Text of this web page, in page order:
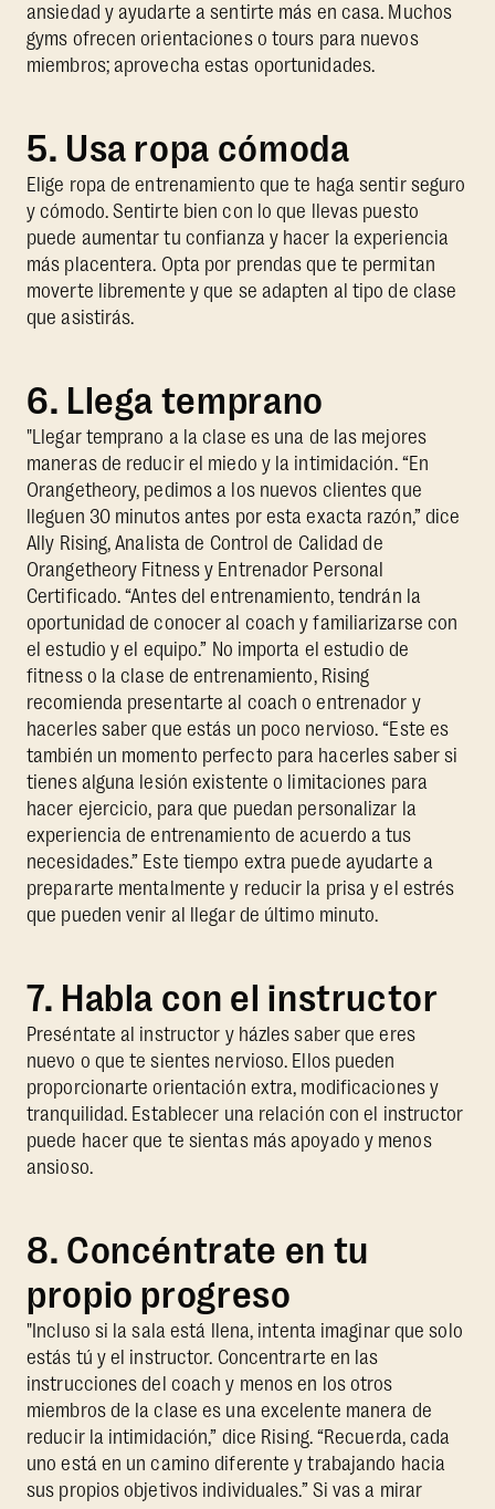
ansiedad y ayudarte a sentirte más en casa. Muchos
gyms ofrecen orientaciones o tours para nuevos
miembros; aprovecha estas oportunidades.
5. Usa ropa cómoda
Elige ropa de entrenamiento que te haga sentir seguro
y cómodo. Sentirte bien con lo que llevas puesto
puede aumentar tu confianza y hacer la experiencia
más placentera. Opta por prendas que te permitan
moverte libremente y que se adapten al tipo de clase
que asistirás.
6. Llega temprano
"Llegar temprano a la clase es una de las mejores
maneras de reducir el miedo y la intimidación. “En
Orangetheory, pedimos a los nuevos clientes que
lleguen 30 minutos antes por esta exacta razón,” dice
Ally Rising, Analista de Control de Calidad de
Orangetheory Fitness y Entrenador Personal
Certificado. “Antes del entrenamiento, tendrán la
oportunidad de conocer al coach y familiarizarse con
el estudio y el equipo.” No importa el estudio de
fitness o la clase de entrenamiento, Rising
recomienda presentarte al coach o entrenador y
hacerles saber que estás un poco nervioso. “Este es
también un momento perfecto para hacerles saber si
tienes alguna lesión existente o limitaciones para
hacer ejercicio, para que puedan personalizar la
experiencia de entrenamiento de acuerdo a tus
necesidades.” Este tiempo extra puede ayudarte a
prepararte mentalmente y reducir la prisa y el estrés
que pueden venir al llegar de último minuto.
7. Habla con el instructor
Preséntate al instructor y házles saber que eres
nuevo o que te sientes nervioso. Ellos pueden
proporcionarte orientación extra, modificaciones y
tranquilidad. Establecer una relación con el instructor
puede hacer que te sientas más apoyado y menos
ansioso.
8. Concéntrate en tu
propio progreso
"Incluso si la sala está llena, intenta imaginar que solo
estás tú y el instructor. Concentrarte en las
instrucciones del coach y menos en los otros
miembros de la clase es una excelente manera de
reducir la intimidación,” dice Rising. “Recuerda, cada
uno está en un camino diferente y trabajando hacia
sus propios objetivos individuales.” Si vas a mirar